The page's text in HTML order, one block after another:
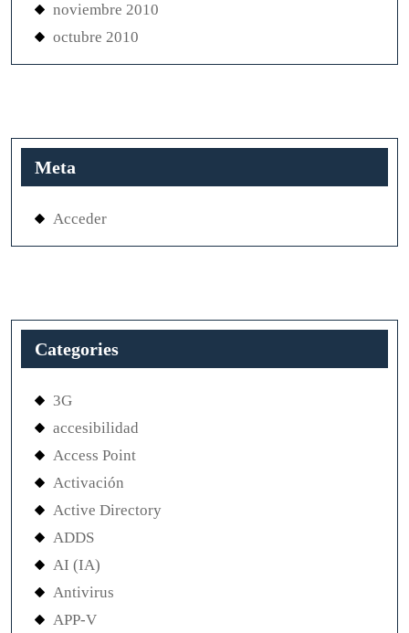
noviembre 2010
octubre 2010
Meta
Acceder
Categories
3G
accesibilidad
Access Point
Activación
Active Directory
ADDS
AI (IA)
Antivirus
APP-V